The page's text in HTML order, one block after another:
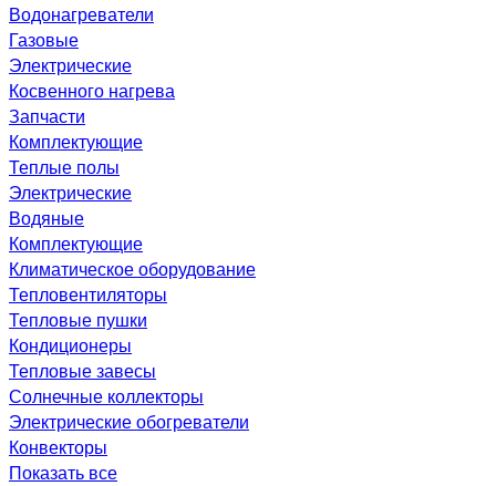
Водонагреватели
Газовые
Электрические
Косвенного нагрева
Запчасти
Комплектующие
Теплые полы
Электрические
Водяные
Комплектующие
Климатическое оборудование
Тепловентиляторы
Тепловые пушки
Кондиционеры
Тепловые завесы
Солнечные коллекторы
Электрические обогреватели
Конвекторы
Показать все